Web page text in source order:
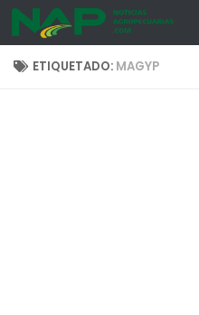
Skip to content
ETIQUETADO: MAGYP